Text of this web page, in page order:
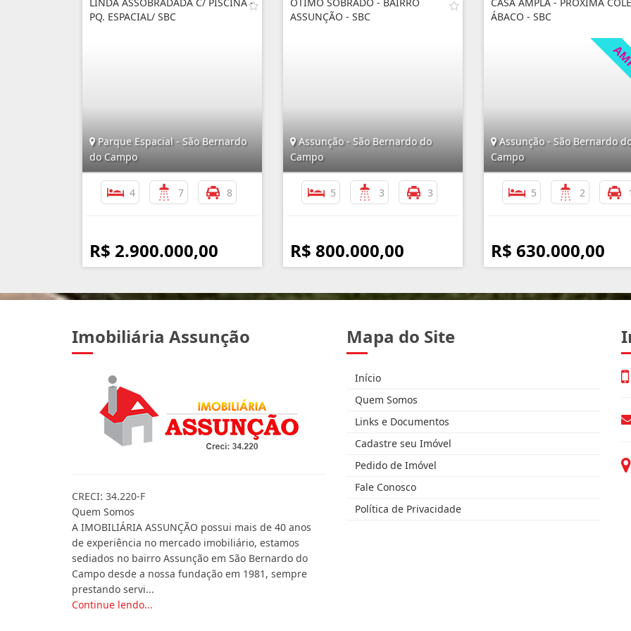
PQ. ESPACIAL/ SBC
Parque Espacial - São Bernardo
do Campo
4 7 8
R$ 2.900.000,00
ASSUNÇÃO - SBC
Assunção - São Bernardo do
Campo
5 3 3
R$ 800.000,00
ÁBACO - SBC
Assunção - São Bernardo
Campo
5 2
R$ 630.000,00
Imobiliária Assunção
CRECI: 34.220-F
Quem Somos
A IMOBILIÁRIA ASSUNÇÃO possui mais de 40 anos
de experiência no mercado imobiliário, estamos
sediados no bairro Assunção em São Bernardo do
Campo desde a nossa fundação em 1981, sempre
prestando servi...
Continue lendo...
Mapa do Site
Início
Quem Somos
Links e Documentos
Cadastre seu Imóvel
Pedido de Imóvel
Fale Conosco
Política de Privacidade